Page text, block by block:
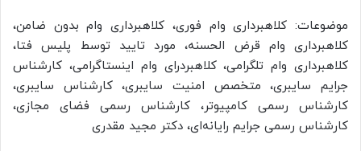
موضوعات: کلاهبرداری وام فوری، کلاهبرداری وام بدون ضامن،
کلاهبرداری وام قرض الحسنه، مورد تایید توسط پلیس فتا،
کلاهبرداری وام تلگرامی، کلاهبردرای وام اینستاگرامی، کارشناس
جرایم سایبری، متخصص امنیت سایبری، کارشناس سایبری،
کارشناس رسمی کامپیوتر، کارشناس رسمی فضای مجازی،
کارشناس رسمی جرایم رایانه‌ای، دکتر مجید مقدری